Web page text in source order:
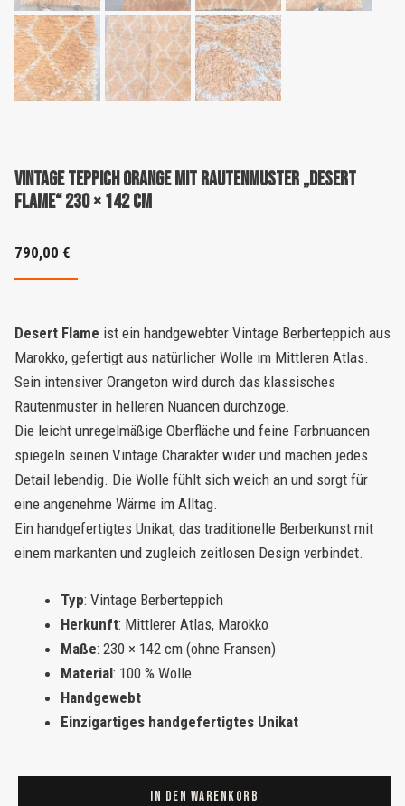
Vintage Teppich orange mit Rautenmuster „Desert
Flame“ 230 × 142 cm
790,00 €
Desert Flame ist ein handgewebter Vintage Berberteppich aus
Marokko, gefertigt aus natürlicher Wolle im Mittleren Atlas.
Sein intensiver Orangeton wird durch das klassisches
Rautenmuster in helleren Nuancen durchzoge.
Die leicht unregelmäßige Oberfläche und feine Farbnuancen
spiegeln seinen Vintage Charakter wider und machen jedes
Detail lebendig. Die Wolle fühlt sich weich an und sorgt für
eine angenehme Wärme im Alltag.
Ein handgefertigtes Unikat, das traditionelle Berberkunst mit
einem markanten und zugleich zeitlosen Design verbindet.
Typ: Vintage Berberteppich
Herkunft: Mittlerer Atlas, Marokko
Maße: 230 × 142 cm (ohne Fransen)
Material: 100 % Wolle
Handgewebt
Einzigartiges handgefertigtes Unikat
In den Warenkorb